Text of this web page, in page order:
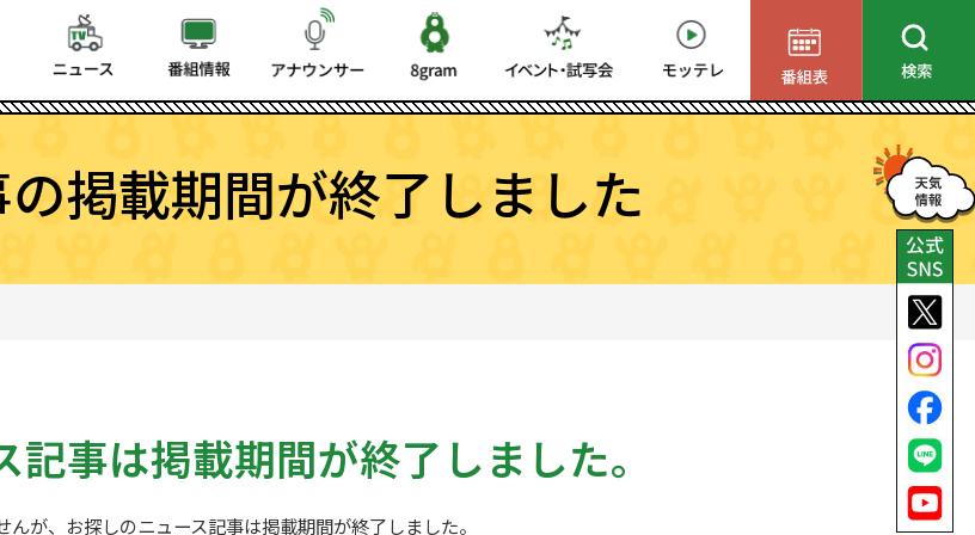
掲載期間が終了しました
記事は掲載期間が終了しました。
んが、お探しのニュース記事は掲載期間が終了しました。